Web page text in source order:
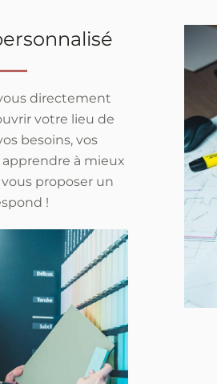
directement
votre lieu de
besoins, vos
à mieux
proposer un
!